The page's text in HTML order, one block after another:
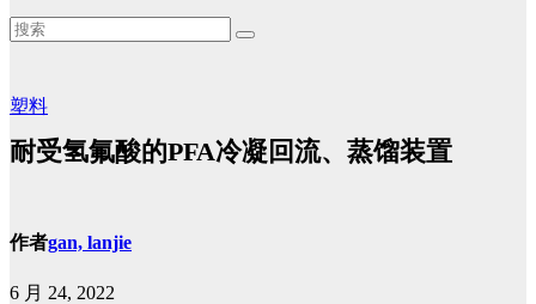
塑料
耐受氢氟酸的PFA冷凝回流、蒸馏装置
作者gan, lanjie
6 月 24, 2022